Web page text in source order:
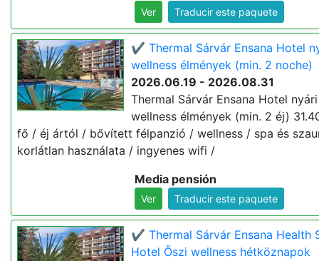
Ver Traducir este paquete
✔️ Thermal Sárvár Ensana Hotel
wellness élmények (min. 2 noche)
2026.06.19 - 2026.08.31
Thermal Sárvár Ensana Hotel nyári
wellness élmények (min. 2 éj)
fő / éj ártól / bővített félpanzió / wellness / spa és
korlátlan használata / ingyenes wifi /
Media pensión
Ver Traducir este paquete
✔️ Thermal Sárvár Ensana Health
Hotel Őszi wellness hétköznapok